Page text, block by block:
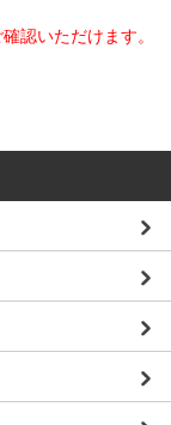
認いただけます。